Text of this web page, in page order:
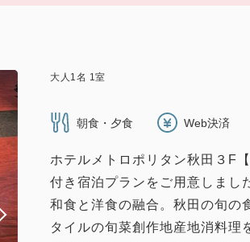
大人 1名 1室
朝食・夕食 Web決済
ホテルメトロポリタン秋田３F
付き宿泊プランをご用意しまし
和食と洋食の融合。秋田の旬の
タイルの旬菜創作地産地消料理